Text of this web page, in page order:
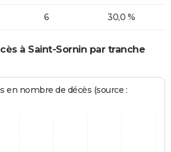
6 30,0 %
à Saint-Sornin par tranche
en nombre de décès (source :